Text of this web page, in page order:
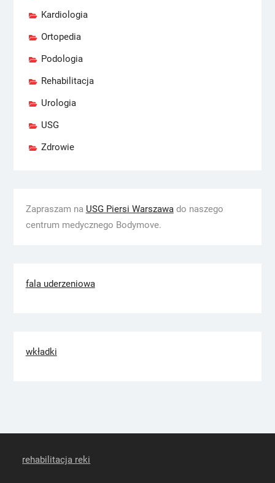
Kardiologia
Ortopedia
Podologia
Rehabilitacja
Urologia
USG
Zdrowie
Zapraszam na USG Piersi Warszawado naszego
centrum medycznego Bodymove.
fala uderzeniowa
wkładki
rehabilitacja reki